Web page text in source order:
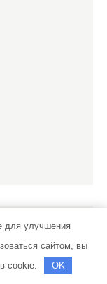
нас
для улучшения
сайтом, вы
cookie.
OK